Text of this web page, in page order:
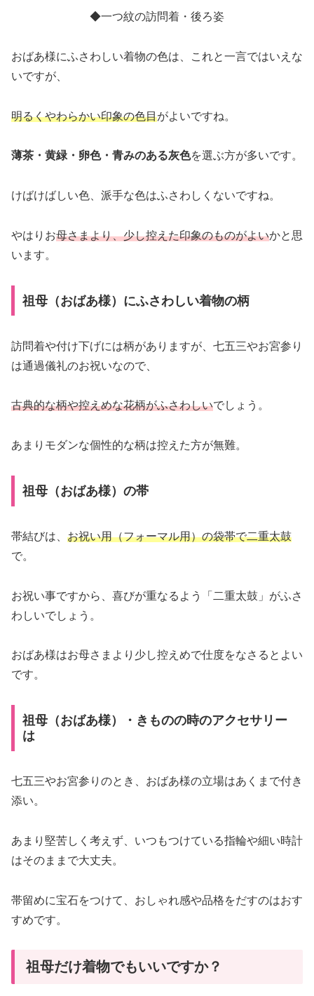
◆一つ紋の訪問着・後ろ姿
おばあ様にふさわしい着物の色は、これと一言ではいえな
いですが、
明るくやわらかい印象の色目がよいですね。
薄茶・黄緑・卵色・青みのある灰色を選ぶ方が多いです。
けばけばしい色、派手な色はふさわしくないですね。
やはりお母さまより、少し控えた印象のものがよいかと思
います。
祖母（おばあ様）にふさわしい着物の柄
訪問着や付け下げには柄がありますが、七五三やお宮参り
は通過儀礼のお祝いなので、
古典的な柄や控えめな花柄がふさわしいでしょう。
あまりモダンな個性的な柄は控えた方が無難。
祖母（おばあ様）の帯
帯結びは、 お祝い用（フォーマル用）の袋帯で二重太鼓
で。
お祝い事ですから、喜びが重なるよう「二重太鼓」がふさ
わしいでしょう。
おばあ様はお母さまより少し控えめで仕度をなさるとよい
です。
祖母（おばあ様）・きものの時のアクセサリー
は
七五三やお宮参りのとき、おばあ様の立場はあくまで付き
添い。
あまり堅苦しく考えず、いつもつけている指輪や細い時計
はそのままで大丈夫。
帯留めに宝石をつけて、おしゃれ感や品格をだすのはおす
すめです。
祖母だけ着物でもいいですか？